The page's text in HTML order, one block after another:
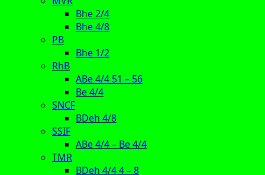
Bhe 2/4
Bhe 4/8
PB
Bhe 1/2
RhB
ABe 4/4 51 – 56
Be 4/4
SNCF
BDeh 4/8
SSIF
ABe 4/4 – Be 4/4
TMR
BDeh 4/4 4 – 8